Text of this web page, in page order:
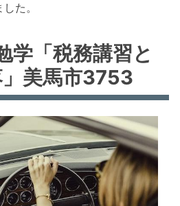
た。
学「税務講習と
美馬市3753